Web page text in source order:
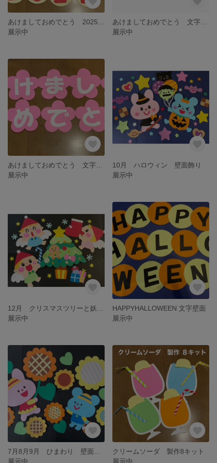
展示中
展示中
展示中
10月 ハロウィン 壁面飾り
展示中
展示中
HAPPYHALLOWEEN 文字壁面
展示中
展示中
クリームソーダ 製作8キット
展示中